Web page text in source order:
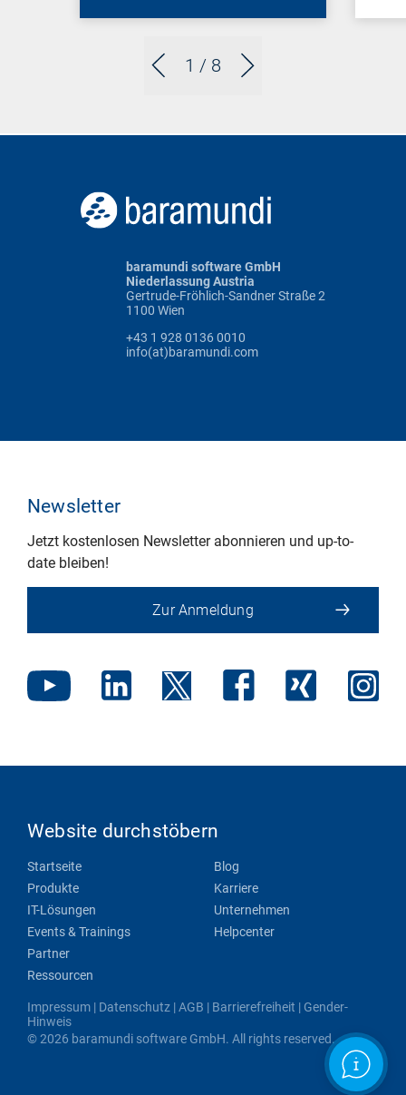
1 / 8
baramundi software GmbH
Niederlassung Austria
Gertrude-Fröhlich-Sandner Straße 2
1100 Wien
+43 1 928 0136 0010
info(at)baramundi.com
Newsletter
Jetzt kostenlosen Newsletter abonnieren und up-to-
date bleiben!
Zur Anmeldung
Website durchstöbern
Startseite
Produkte
IT-Lösungen
Events & Trainings
Partner
Ressourcen
Blog
Karriere
Unternehmen
Helpcenter
Impressum | Datenschutz |AGB | Barrierefreiheit | Gender-
Hinweis
© 2026 baramundi software GmbH. All rights reserved.